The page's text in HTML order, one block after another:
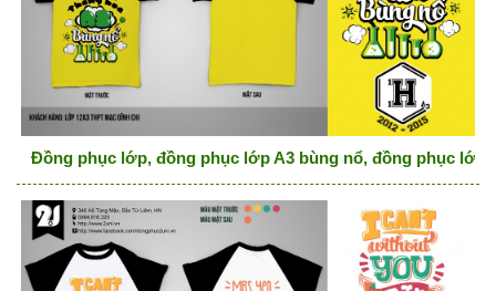
Đồng phục lớp, đồng phục lớp A3 bùng nổ, đồng phục lớp